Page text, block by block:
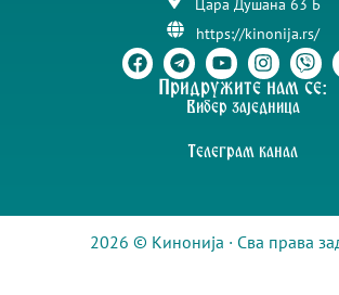
Цара Душана 63 Б
https://kinonija.rs/
Придружите нам се:
Вибер заједница
Телеграм канал
2026 © Кинонија · Сва права